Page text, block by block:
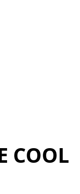
COOL